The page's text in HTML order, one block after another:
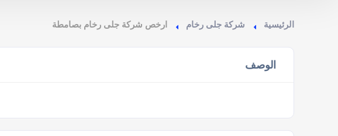
الرئيسية شركة جلى رخام ارخص شركة جلى رخام بصامطة
الوصف